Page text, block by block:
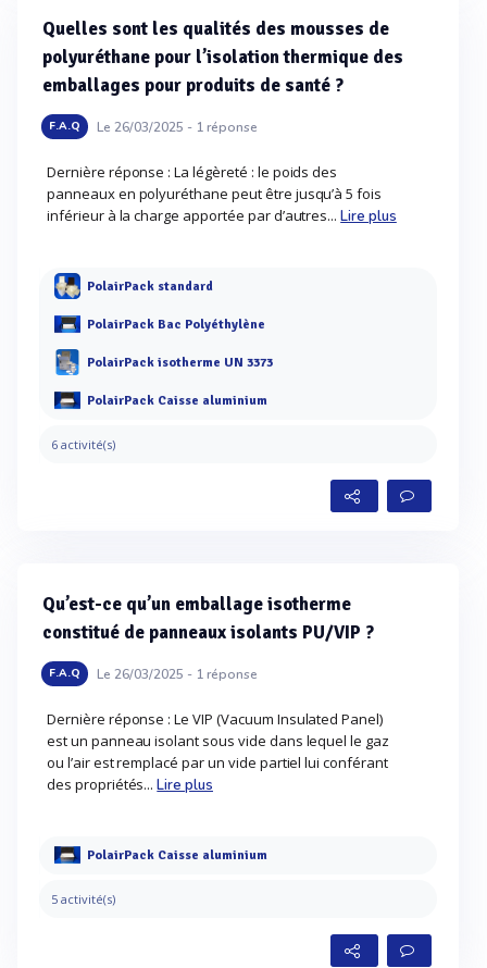
Quelles sont les qualités des mousses de
polyuréthane pour l’isolation thermique des
emballages pour produits de santé ?
F.A.Q Le 26/03/2025 - 1réponse
Dernière réponse : La légèreté : le poids des
panneaux en polyuréthane peut être jusqu’à 5 fois
inférieur à la charge apportée par d’autres...Lire plus
PolairPack standard
PolairPack Bac Polyéthylène
PolairPack isotherme UN 3373
PolairPack Caisse aluminium
6 activité(s)
Qu’est-ce qu’un emballage isotherme
constitué de panneaux isolants PU/VIP ?
F.A.Q Le 26/03/2025 - 1réponse
Dernière réponse : Le VIP (Vacuum Insulated Panel)
est un panneau isolant sous vide dans lequel le gaz
ou l’air est remplacé par un vide partiel lui conférant
des propriétés...Lire plus
PolairPack Caisse aluminium
5 activité(s)